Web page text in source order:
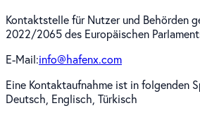
Kontaktstelle für Nutzer und Behörden
2022/2065 des Europäischen
E-Mail:info@hafenx.com
Eine Kontaktaufnahme ist in folgenden
Deutsch, Englisch, Türkisch